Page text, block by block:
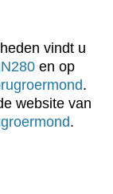
vindt u
en op
.
website van
.